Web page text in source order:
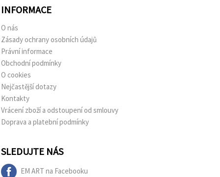
INFORMACE
O nás
Zásady ochrany osobních údajů
Právní informace
Obchodní podmínky
O cookies
Nejčastější dotazy
Kontakty
Vrácení zboží a odstoupení od smlouvy
Doprava a platební podmínky
SLEDUJTE NÁS
EM ART na Facebooku